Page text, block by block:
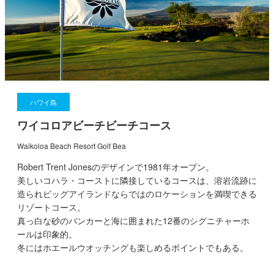
ハワイ島
ワイコロアビーチビーチコース
Waikoloa Beach Resort Golf Bea
Robert Trent Jonesのデザインで1981年オープン。
美しいコハラ・コーストに隣接しているコースは、溶岩流跡に
造られビッグアイランドならではのロケーションを満喫できる
リゾートコース。
真っ白な砂のバンカーと海に囲まれた12番のシグニチャーホ
ールは印象的。
冬にはホエールウオッチングも楽しめるポイントでもある。